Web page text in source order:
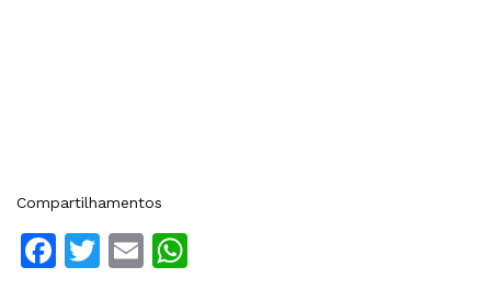
Compartilhamentos
Facebook
Twitter
Email